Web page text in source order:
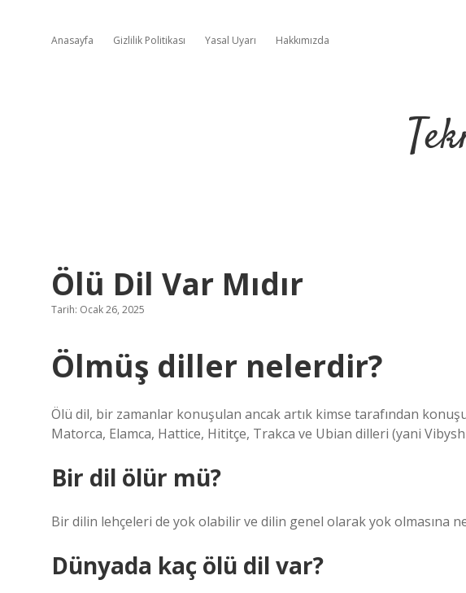
Anasayfa Gizlilik Politikası Yasal Uyarı Hakkımızda
Ölü Dil Var Mıdır
Tarih: Ocak 26, 2025
Ölmüş diller nelerdir?
Ölü dil, bir zamanlar konuşulan ancak artık kimse tarafından
Matorca, Elamca, Hattice, Hititçe, Trakca ve Ubian dilleri (yani
Bir dil ölür mü?
Bir dilin lehçeleri de yok olabilir ve dilin genel olarak yok olmasına
Dünyada kaç ölü dil var?